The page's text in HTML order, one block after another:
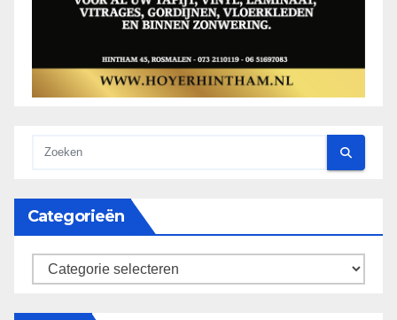
Categorieën
categorieën